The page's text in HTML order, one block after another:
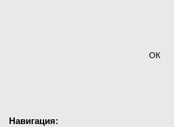
ОК
Навигация: